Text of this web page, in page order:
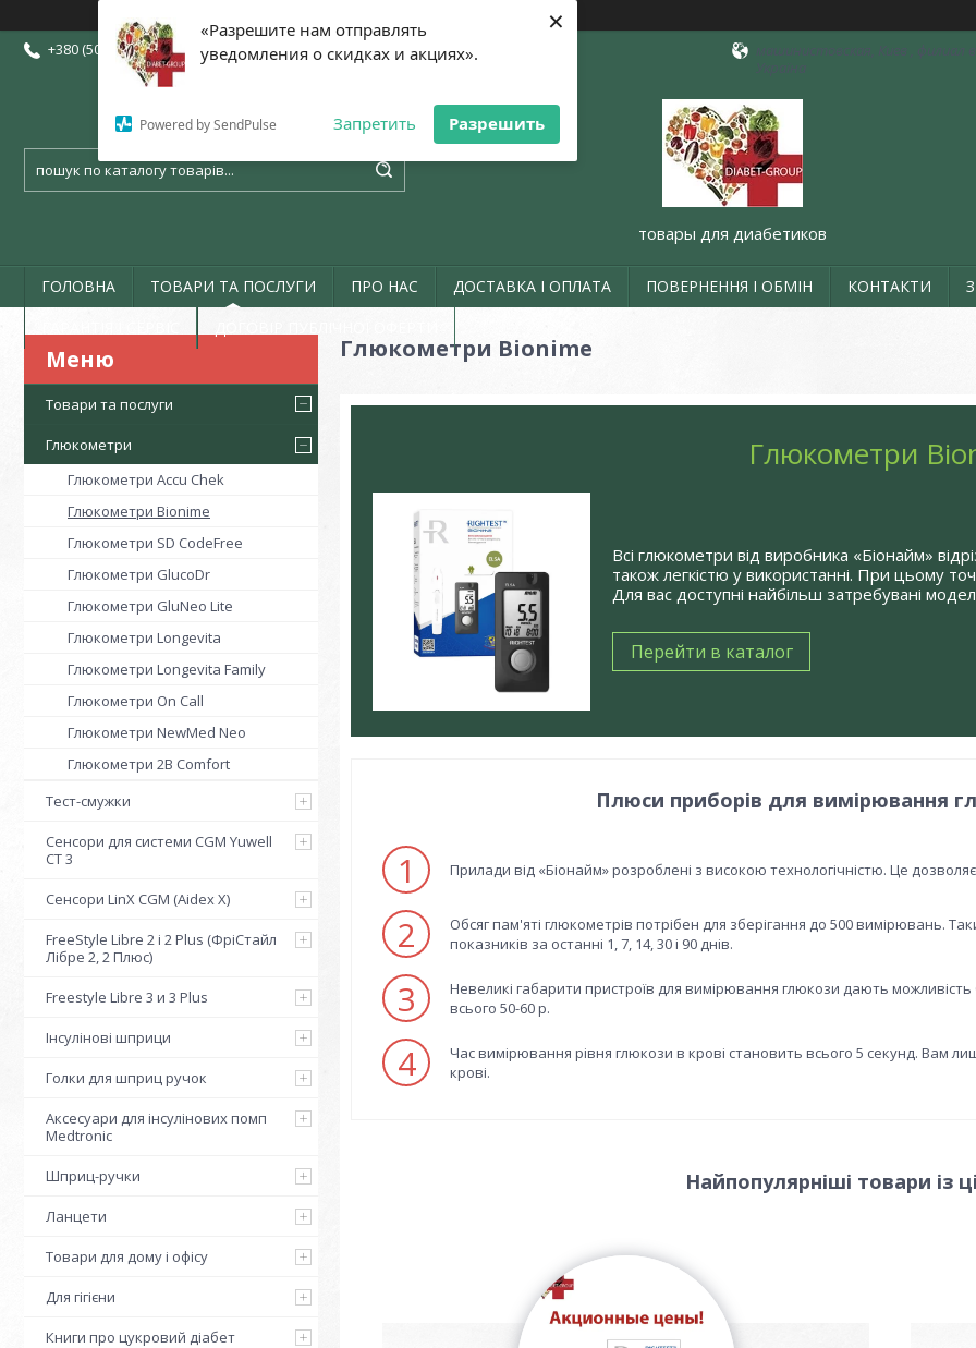
«Разрешите нам отправлять
уведомления о скидках и акциях».
Powered by SendPulse Запретить Разрешить
×
+380 (50) 773-07-72 +380 (73) 773-07-72 +380 (97) 773-07-72
товары для диабетиков
ГОЛОВНА ТОВАРИ ТА ПОСЛУГИ ПРО НАС ДОСТАВКА І ОПЛАТА ПОВЕРНЕННЯ І ОБМІН КОНТАКТИ
Товари та послуги
Глюкометри
Глюкометри Accu Chek
Глюкометри Bionime
Глюкометри SD CodeFree
Глюкометри GlucoDr
Глюкометри GluNeo Lite
Глюкометри Longevita
Глюкометри Longevita Family
Глюкометри On Call
Глюкометри NewMed Neo
Глюкометри 2B Comfort
Тест-смужки
Сенсори для системи CGM Yuwell
CT 3
Сенсори LinX CGM (Aidex X)
FreeStyle Libre 2 і 2 Plus (ФріСтайл
Лібре 2, 2 Плюс)
Freestyle Libre 3 и 3 Plus
Інсулінові шприци
Голки для шприц ручок
Аксесуари для інсулінових помп
Medtronic
Шприц-ручки
Ланцети
Товари для дому і офісу
Для гігієни
Книги про цукровий діабет
Глюкометри Bionime
Глюкометри
Всі глюкометри від виробника «Біонайм»
також легкістю у використанні. При цьому
Для вас доступні найбільш затребувані
Перейти в каталог
Плюси приборів для вимірювання
1 Прилади від «Біонайм» розроблені з високою технологічністю. Це
2
Обсяг пам'яті глюкометрів потрібен для зберігання до 500 вимірювань.
показників за останні 1, 7, 14, 30 і 90 днів.
3
Невеликі габарити пристроїв для вимірювання глюкози дають можливість
всього 50-60 р.
4
Час вимірювання рівня глюкози в крові становить всього 5 секунд. Вам
крові.
Найпопулярніші товари із